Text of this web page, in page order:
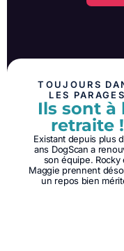
TOUJOURS
LES PARAGES
Ils sont à
retraite !
Existant depuis plus
ans DogScan a
son équipe. Rocky
Maggie prennent
un repos bien